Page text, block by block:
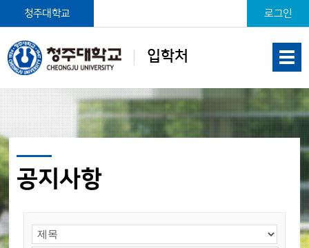
입학처
청주대학교 로그인
공지사항